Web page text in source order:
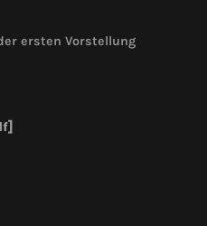
ersten Vorstellung